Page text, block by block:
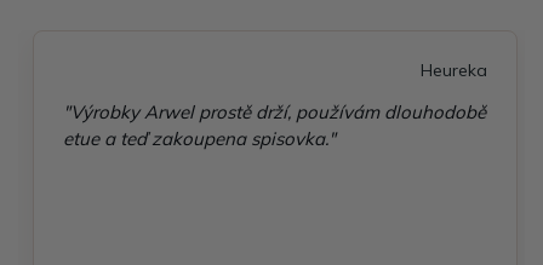
Heureka
"Výrobky Arwel prostě drží, používám dlouhodobě
etue a teď zakoupena spisovka."